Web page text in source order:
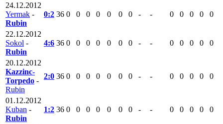
24.12.2012
Yermak -
Rubin
0:2 36 0 0 0 0 0 0 0 - - 0 0 0 0 0
22.12.2012
Sokol -
Rubin
4:6 36 0 0 0 0 0 0 0 - - 0 0 0 0 0
20.12.2012
Kazzinc-
Torpedo -
Rubin
2:0 36 0 0 0 0 0 0 0 - - 0 0 0 0 0
01.12.2012
Kuban -
Rubin
1:2 36 0 0 0 0 0 0 0 - - 0 0 0 0 0